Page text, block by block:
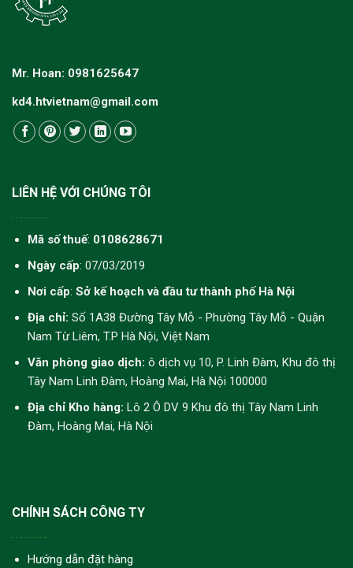
Mr. Hoan: 0981625647
kd4.htvietnam@gmail.com
LIÊN HỆ VỚI CHÚNG TÔI
Mã số thuế: 0108628671
Ngày cấp: 07/03/2019
Nơi cấp: Sở kế hoạch và đầu tư thành phố Hà Nội
Địa chỉ: Số 1A38 Đường Tây Mỗ - Phường Tây Mỗ - Quận
Nam Từ Liêm, T.P Hà Nội, Việt Nam
Văn phòng giao dịch: ô dịch vụ 10, P. Linh Đàm, Khu đô thị
Tây Nam Linh Đàm, Hoàng Mai, Hà Nội 100000
Địa chỉ Kho hàng: Lô 2 Ô DV 9 Khu đô thị Tây Nam Linh
Đàm, Hoàng Mai, Hà Nội
CHÍNH SÁCH CÔNG TY
Hướng dẫn đặt hàng